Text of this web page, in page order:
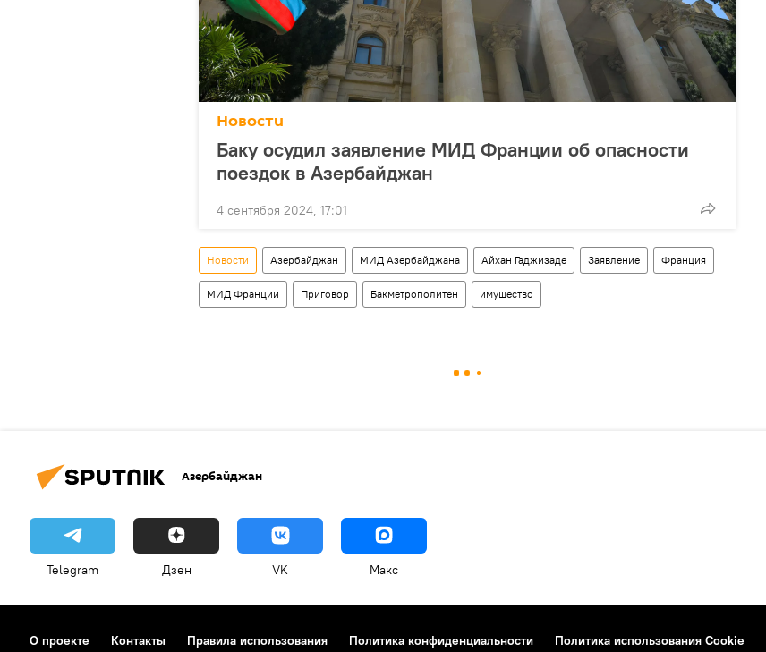
Новости
Баку осудил заявление МИД Франции об опасности
поездок в Азербайджан
4 сентября 2024, 17:01
Новости Азербайджан МИД Азербайджана Айхан Гаджизаде Заявление Франция
МИД Франции Приговор Бакметрополитен имущество
Азербайджан
Telegram Дзен VK Макс
О проекте Контакты Правила использования Политика конфиденциальности Политика использования Cookie